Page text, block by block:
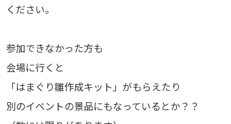
ください。
参加できなかった方も
会場に行くと
「はまぐり雛作成キット」がもらえたり
別のイベントの景品にもなっているとか？？